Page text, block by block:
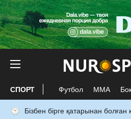
СПОРТ Футбол ММА
Бізбен бірге қатарынан болған